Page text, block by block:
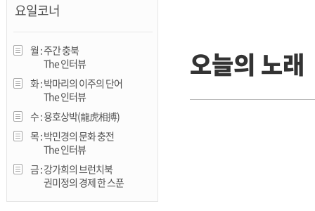
요일코너
월 :주간 충북
The 인터뷰
화 :박마리의 이주의 단어
The 인터뷰
수 :용호상박(龍虎相搏)
목 :박민경의 문화 충전
The 인터뷰
금 :강가희의 브런치북
권미정의 경제 한 스푼
오늘의 노래